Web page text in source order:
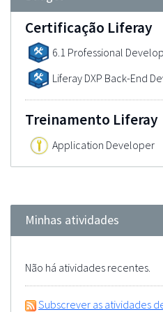
Certificação Liferay
6.1 Professional
Liferay DXP Back-End
Treinamento Liferay
Application Developer
Minhas atividades
Não há atividades recentes.
Subscrever as atividades